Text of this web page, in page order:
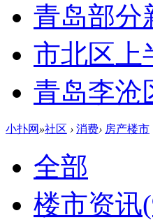
青岛部分
市北区上
青岛李沧
小扑网 »社区 › 消费› 房产楼市
全部
楼市资讯